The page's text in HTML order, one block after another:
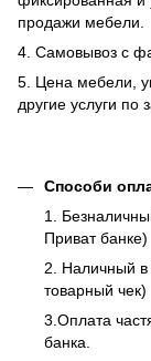
продажи мебели.
4. Самовывоз с
5. Цена мебели,
другие услуги по
Способи
1.
Приват банке)
2. Наличный в
товарный чек)
3.Оплата
банка.